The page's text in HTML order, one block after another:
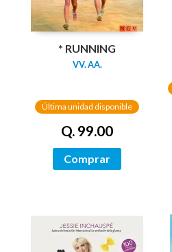
* RUNNING
VV. AA.
Última unidad disponible
Q. 99.00
Comprar